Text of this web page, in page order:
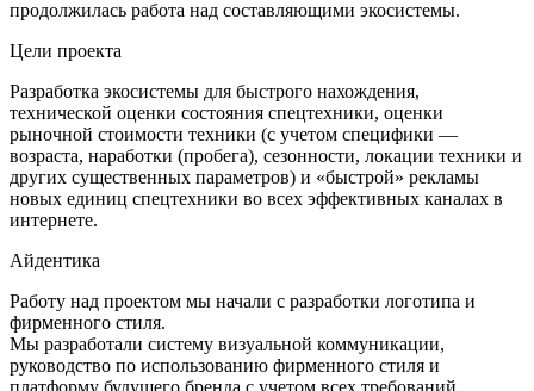
продолжилась работа над составляющими экосистемы.
Цели проекта
Разработка экосистемы для быстрого нахождения,
технической оценки состояния спецтехники, оценки
рыночной стоимости техники (с учетом специфики —
возраста, наработки (пробега), сезонности, локации техники и
других существенных параметров) и «быстрой» рекламы
новых единиц спецтехники во всех эффективных каналах в
интернете.
Айдентика
Работу над проектом мы начали с разработки логотипа и
фирменного стиля.
Мы разработали систему визуальной коммуникации,
руководство по использованию фирменного стиля и
платформу будущего бренда с учетом всех требований.